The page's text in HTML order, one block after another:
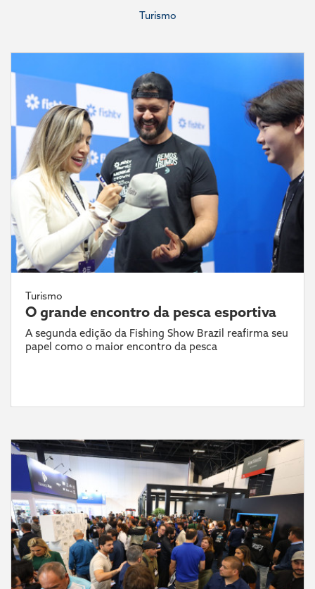
Turismo
Turismo
O grande encontro da pesca esportiva
A segunda edição da Fishing Show Brazil reafirma seu
papel como o maior encontro da pesca